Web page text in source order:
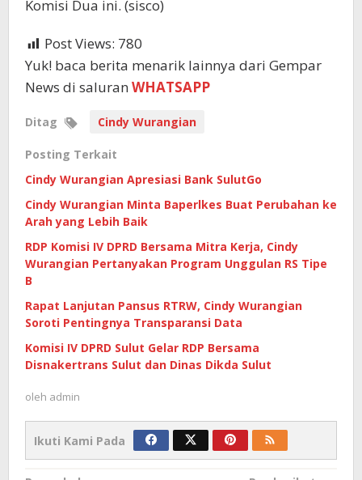
Komisi Dua ini. (sisco)
Post Views: 780
Yuk! baca berita menarik lainnya dari Gempar
News di saluran WHATSAPP
Ditag Cindy Wurangian
Posting Terkait
Cindy Wurangian Apresiasi Bank SulutGo
Cindy Wurangian Minta Baperlkes Buat Perubahan ke
Arah yang Lebih Baik
RDP Komisi IV DPRD Bersama Mitra Kerja, Cindy
Wurangian Pertanyakan Program Unggulan RS Tipe
B
Rapat Lanjutan Pansus RTRW, Cindy Wurangian
Soroti Pentingnya Transparansi Data
Komisi IV DPRD Sulut Gelar RDP Bersama
Disnakertrans Sulut dan Dinas Dikda Sulut
oleh admin
Ikuti Kami Pada